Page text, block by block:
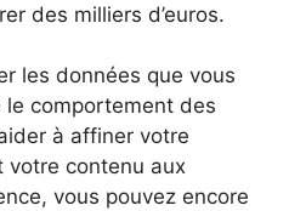
des milliers d’euros.
les données que vous
le comportement des
à affiner votre
votre contenu aux
vous pouvez encore